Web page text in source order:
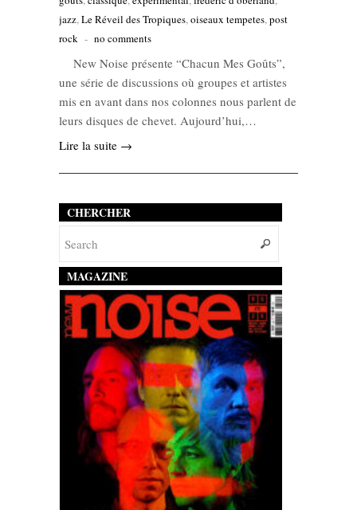
jazz,Le Réveil des Tropiques,oiseaux tempetes,post
rock - no comments
New Noise présente “Chacun Mes Goûts”,
une série de discussions où groupes et artistes
mis en avant dans nos colonnes nous parlent de
leurs disques de chevet. Aujourd’hui,…
Lire la suite →
CHERCHER
MAGAZINE